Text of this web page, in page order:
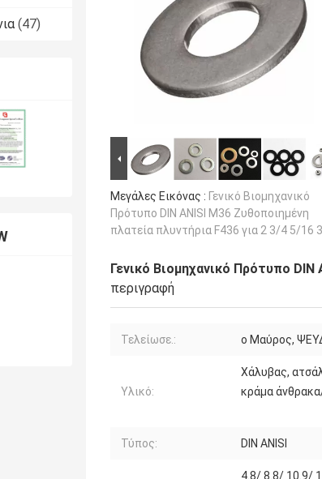
(47)
Μεγάλες Εικόνας : Γενικό Βιομηχανικό
Πρότυπο DIN ANISI M36 Ζυθοποιημένη
πλατεία πλυντήρια F436 για 2 3/4 5/16
Γενικό Βιομηχανικό Πρότυπο
περιγραφή
Τελείωσε.: ο Μαύρος,
Υλικό:
Χάλυβας,
κράμα
Τύπος: DIN ANISI
4.8/ 8.8/ 10.9/